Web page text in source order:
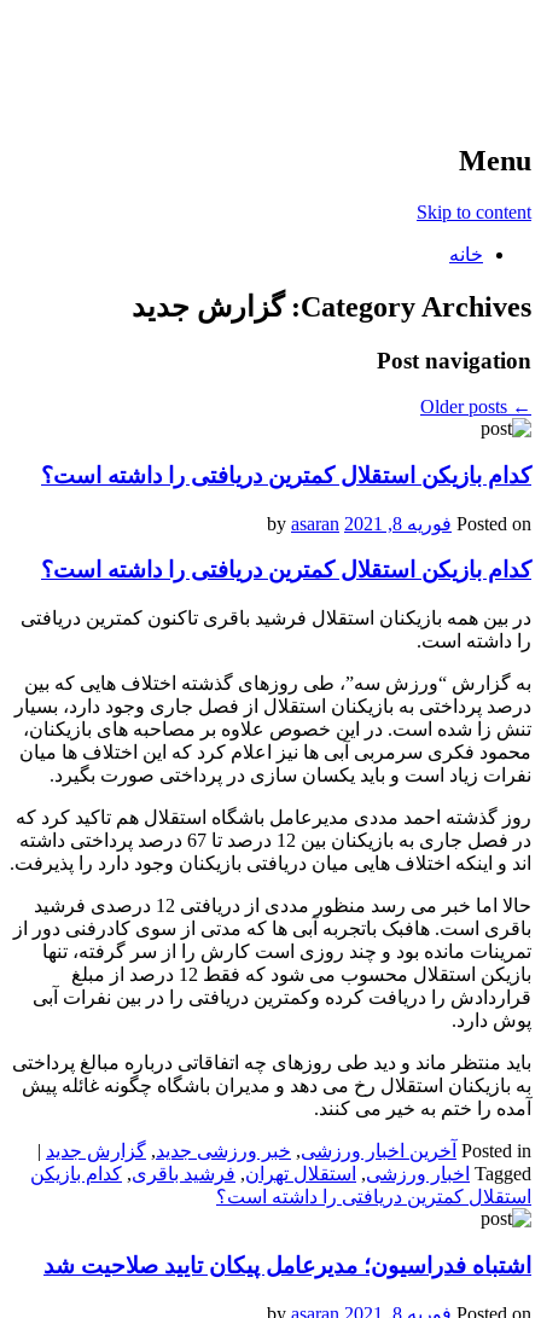
Menu
Skip to content
خانه
Category Archives: گزارش جدید
Post navigation
←
کدام بازیکن استقلال کمترین دریافتی را داشته است؟
Posted on فوریه 8, 2021 asaran
کدام بازیکن استقلال کمترین دریافتی را داشته است؟
در بین همه بازیکنان استقلال فرشید باقری تاکنون کمترین دریافتی
را داشته است.
به گزارش “ورزش سه”، طی روزهای گذشته اختلاف هایی که بین
درصد پرداختی به بازیکنان استقلال از فصل جاری وجود دارد، بسیار
تنش زا شده است. در این خصوص علاوه بر مصاحبه های بازیکنان،
محمود فکری سرمربی آبی ها نیز اعلام کرد که این اختلاف ها میان
نفرات زیاد است و باید یکسان سازی در پرداختی صورت بگیرد.
روز گذشته احمد مددی مدیرعامل باشگاه استقلال هم تاکید کرد که
در فصل جاری به بازیکنان بین 12 درصد تا 67 درصد پرداختی داشته
اند و اینکه اختلاف هایی میان دریافتی بازیکنان وجود دارد را پذیرفت.
حالا اما خبر می رسد منظور مددی از دریافتی 12 درصدی فرشید
باقری است. هافبک باتجربه آبی ها که مدتی از سوی کادرفنی دور از
تمرینات مانده بود و چند روزی است کارش را از سر گرفته، تنها
بازیکن استقلال محسوب می شود که فقط 12 درصد از مبلغ
قراردادش را دریافت کرده وکمترین دریافتی را در بین نفرات آبی
پوش دارد.
باید منتظر ماند و دید طی روزهای چه اتفاقاتی درباره مبالغ پرداختی
به بازیکنان استقلال رخ می دهد و مدیران باشگاه چگونه غائله پیش
آمده را ختم به خیر می کنند.
Posted in آخرین اخبار ورزشی, خبر ورزشی جدید, گزارش جدید |
Tagged اخبار ورزشی, استقلال تهران, فرشید باقری, کدام بازیکن
استقلال کمترین دریافتی را داشته است؟
اشتباه فدراسیون؛ مدیرعامل پیکان تایید صلاحیت شد
Posted on فوریه 8, 2021 asaran